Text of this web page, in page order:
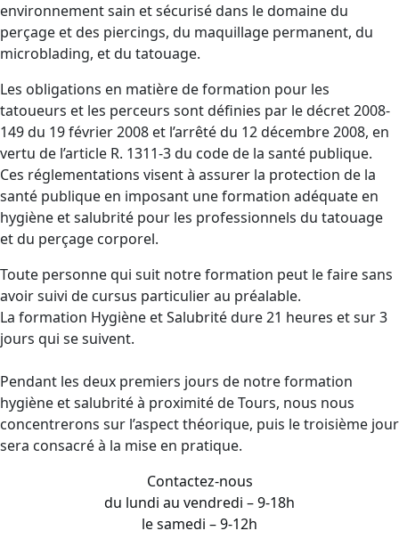
environnement sain et sécurisé dans le domaine du
perçage et des piercings, du maquillage permanent, du
microblading, et du tatouage.
Les obligations en matière de formation pour les
tatoueurs et les perceurs sont définies par le décret 2008-
149 du 19 février 2008 et l’arrêté du 12 décembre 2008, en
vertu de l’article R. 1311-3 du code de la santé publique.
Ces réglementations visent à assurer la protection de la
santé publique en imposant une formation adéquate en
hygiène et salubrité pour les professionnels du tatouage
et du perçage corporel.
Toute personne qui suit notre formation peut le faire sans
avoir suivi de cursus particulier au préalable.
La formation Hygiène et Salubrité dure 21 heures et sur 3
jours qui se suivent.
Pendant les deux premiers jours de notre formation
hygiène et salubrité à proximité de Tours, nous nous
concentrerons sur l’aspect théorique, puis le troisième jour
sera consacré à la mise en pratique.
Contactez-nous
du lundi au vendredi – 9-18h
le samedi – 9-12h